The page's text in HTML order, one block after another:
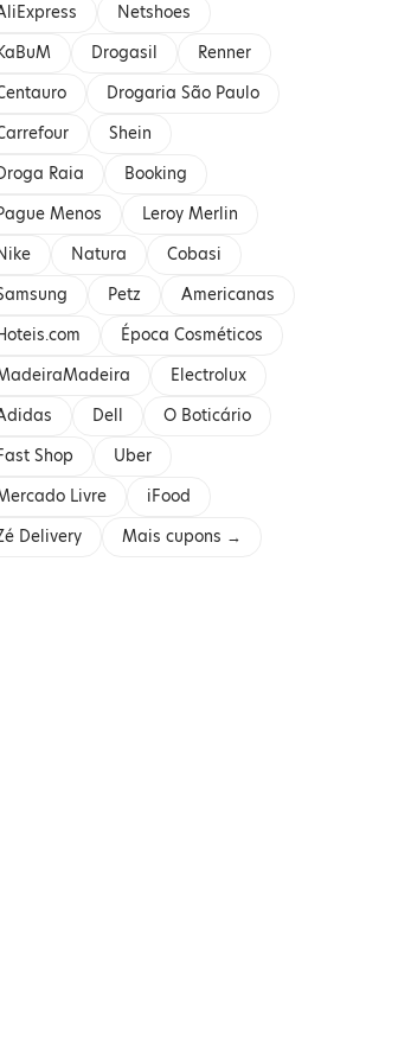
Netshoes
Drogasil
Renner
Drogaria São Paulo
Shein
Raia
Booking
Menos
Leroy Merlin
Natura
Cobasi
Petz
Americanas
Época Cosméticos
Electrolux
Dell
O Boticário
Shop
Uber
Livre
iFood
Delivery
Mais cupons →